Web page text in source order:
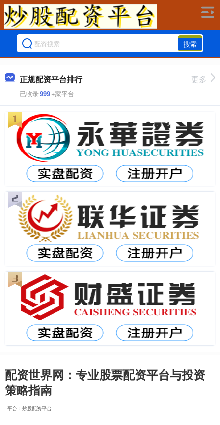
搜索
正规配资平台排行
已收录999+家平台
更多
配资世界网：专业股票配资平台与投资
策略指南
平台：炒股配资平台